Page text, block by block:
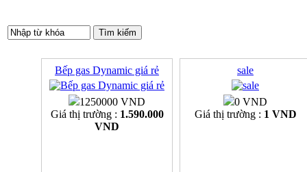
Bếp gas Dynamic giá rẻ
1250000 VND
Giá thị trường : 1.590.000
VND
sale
0 VND
Giá thị trường : 1 VND